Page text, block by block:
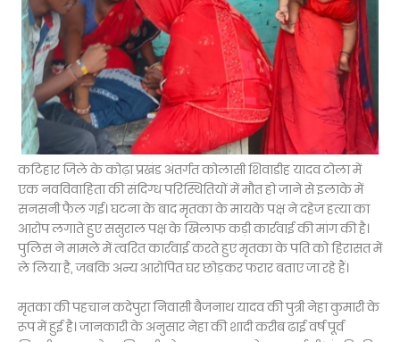
कटिहार जिले के कोढ़ा प्रखंड अंतर्गत कोलासी शिवाडीह यादव टोला में
एक नवविवाहिता की संदिग्ध परिस्थितियों में मौत हो जाने से इलाके में
सनसनी फैल गई। घटना के बाद मृतका के मायके पक्ष ने दहेज हत्या का
आरोप लगाते हुए ससुराल पक्ष के खिलाफ कड़ी कार्रवाई की मांग की है।
पुलिस ने मामले में त्वरित कार्रवाई करते हुए मृतका के पति को हिरासत में
ले लिया है, जबकि अन्य आरोपित घर छोड़कर फरार बताए जा रहे हैं।
मृतका की पहचान कदेपुरा निवासी बैजनाथ यादव की पुत्री नेहा कुमारी के
रूप में हुई है। जानकारी के अनुसार नेहा की शादी करीब ढाई वर्ष पूर्व